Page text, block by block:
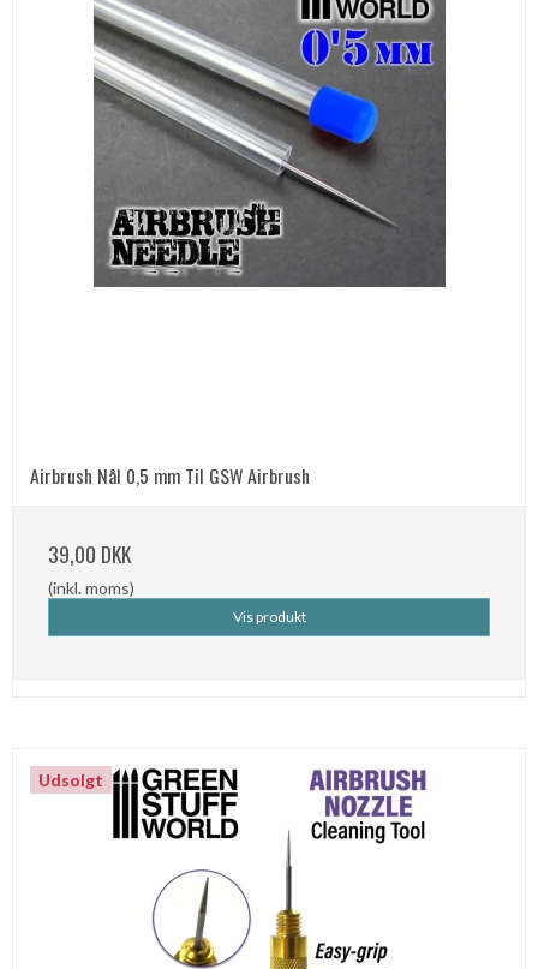
Airbrush Nål 0,5 mm Til GSW Airbrush
39,00 DKK
(inkl. moms)
Vis produkt
Udsolgt